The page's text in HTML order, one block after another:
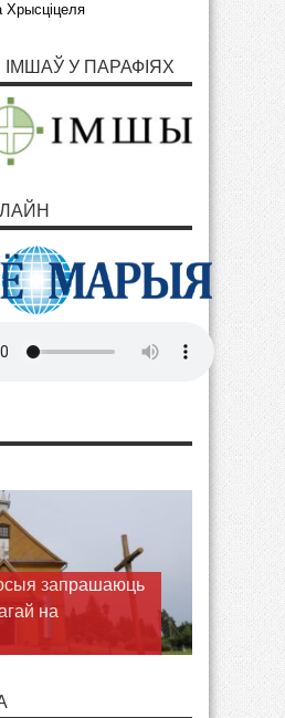
Хрысціцеля
У ПАРАФІЯХ
запрашаюць
на